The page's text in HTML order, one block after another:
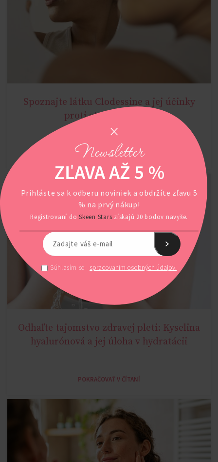
AGE MIRACLE
Spoznajte látku Clodessine a jej účinky
proti starnutiu pleti
POKRAČOVAŤ V ČÍTANÍ
Odhaľte tajomstvo zdravej pleti: Kyselina
hyalurónová a jej úloha v hydratácii
POKRAČOVAŤ V ČÍTANÍ
Newsletter
ZĽAVA AŽ 5 %
Prihláste sa k odberu noviniek a obdržíte zľavu 5
% na prvý nákup!
Registrovaní do Skeen Stars získajú 20 bodov navyše.
Súhlasím so spracovaním osobných údajov.